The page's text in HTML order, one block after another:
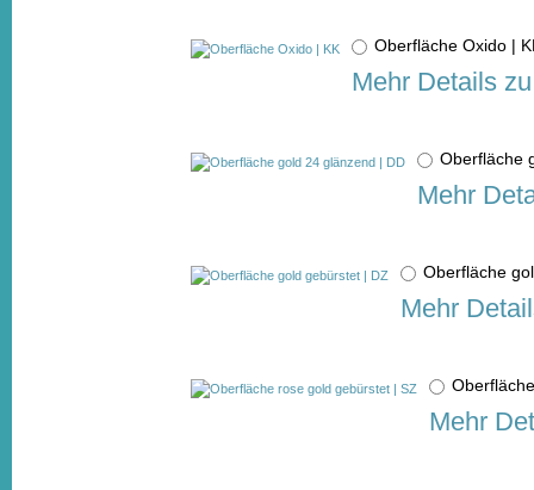
Oberfläche Oxido |
Mehr Details
Oberfläche
Mehr
Oberfläche
Mehr
Mehr